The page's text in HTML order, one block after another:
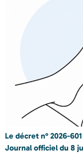
Le décret n° 2026-
Journal officiel du 8